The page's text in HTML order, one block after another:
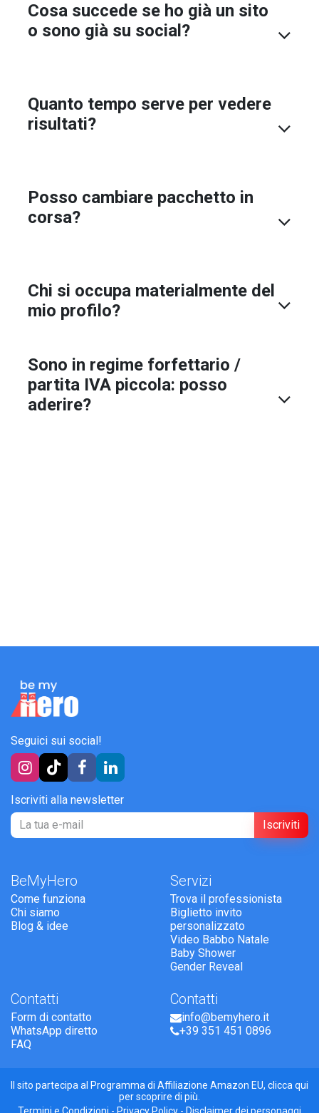
Cosa succede se ho già un sito
o sono già su social?
Quanto tempo serve per vedere
risultati?
Posso cambiare pacchetto in
corsa?
Chi si occupa materialmente del
mio profilo?
Sono in regime forfettario /
partita IVA piccola: posso
aderire?
Seguici sui social!
Iscriviti alla newsletter
Iscriviti
BeMyHero
Come funziona
Chi siamo
Blog & idee
Servizi
Trova il professionista
Biglietto invito
personalizzato
Video Babbo Natale
Baby Shower
Gender Reveal
Contatti
Form di contatto
WhatsApp diretto
FAQ
Contatti
info@bemyhero.it
+39 351 451 0896
Il sito partecipa al Programma di Affiliazione Amazon EU, clicca qui
per scoprire di più.